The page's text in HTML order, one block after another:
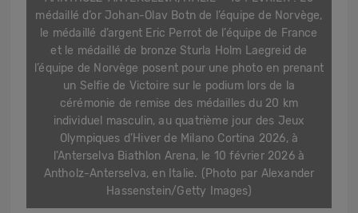
médaillé d’or Johan-Olav Botn de l’équipe de Norvège,
le médaillé d’argent Eric Perrot de l’équipe de France
et le médaillé de bronze Sturla Holm Laegreid de
l’équipe de Norvège posent pour une photo en prenant
un Selfie de Victoire sur le podium lors de la
cérémonie de remise des médailles du 20 km
individuel masculin, au quatrième jour des Jeux
Olympiques d’Hiver de Milano Cortina 2026, à
l’Anterselva Biathlon Arena, le 10 février 2026 à
Antholz-Anterselva, en Italie. (Photo par Alexander
Hassenstein/Getty Images)